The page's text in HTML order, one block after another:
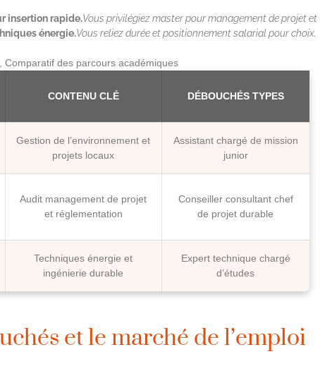
insertion rapide.Vous privilégiez master pour management de projet et
énergie.Vous reliez durée et positionnement salarial pour choix.
Comparatif des parcours académiques
CONTENU CLÉ DÉBOUCHÉS TYPES
Gestion de l’environnement et
projets locaux
Assistant chargé de mission
junior
Audit management de projet
et réglementation
Conseiller consultant chef
de projet durable
Techniques énergie et
ingénierie durable
Expert technique chargé
d’études
et le marché de l’emploi